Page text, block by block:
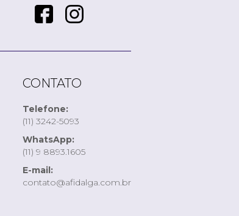
CONTATO
Telefone:
(11) 3242-5093
WhatsApp:
(11) 9 8893.1605
E-mail:
contato@afidalga.com.br